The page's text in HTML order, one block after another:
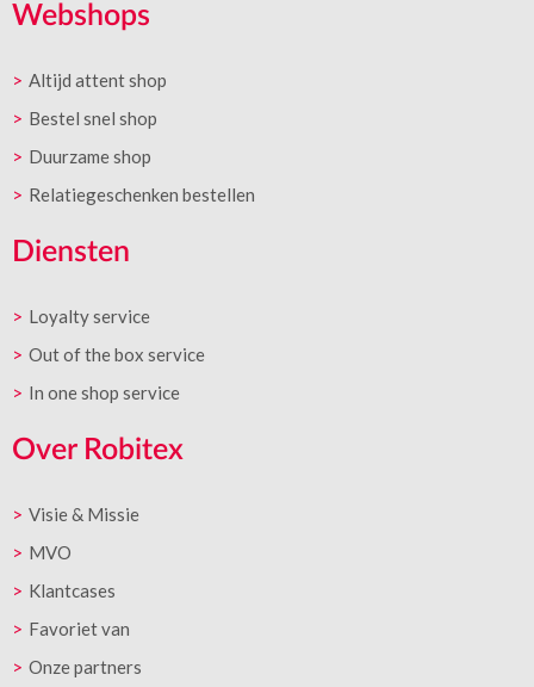
Webshops
Altijd attent shop
Bestel snel shop
Duurzame shop
Relatiegeschenken bestellen
Diensten
Loyalty service
Out of the box service
In one shop service
Over Robitex
Visie & Missie
MVO
Klantcases
Favoriet van
Onze partners